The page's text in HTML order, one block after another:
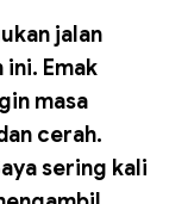
jalan
Emak
masa
cerah.
sering kali